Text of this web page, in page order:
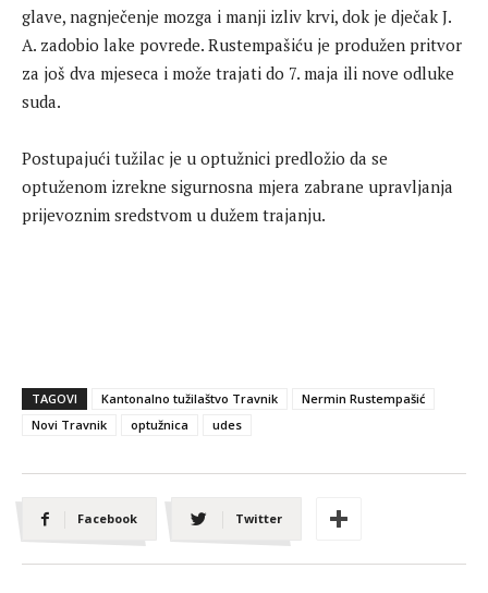
glave, nagnječenje mozga i manji izliv krvi, dok je dječak J.
A. zadobio lake povrede. Rustempašiću je produžen pritvor
za još dva mjeseca i može trajati do 7. maja ili nove odluke
suda.
Postupajući tužilac je u optužnici predložio da se
optuženom izrekne sigurnosna mjera zabrane upravljanja
prijevoznim sredstvom u dužem trajanju.
TAGOVI Kantonalno tužilaštvo Travnik
Nermin Rustempašić
Novi Travnik
optužnica udes
Facebook Twitter